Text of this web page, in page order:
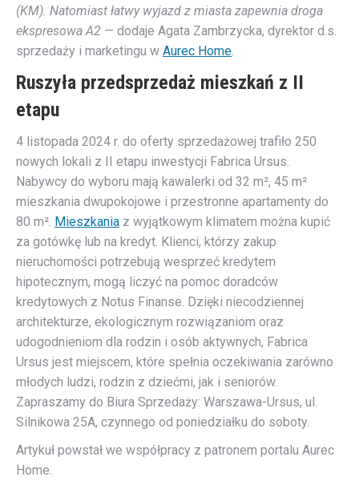
(KM). Natomiast łatwy wyjazd z miasta zapewnia droga
ekspresowa A2 — dodaje Agata Zambrzycka, dyrektor d.s.
sprzedaży i marketingu w Aurec Home.
Ruszyła przedsprzedaż mieszkań z II
etapu
4 listopada 2024 r. do oferty sprzedażowej trafiło 250
nowych lokali z II etapu inwestycji Fabrica Ursus.
Nabywcy do wyboru mają kawalerki od 32 m², 45 m²
mieszkania dwupokojowe i przestronne apartamenty do
80 m². Mieszkania z wyjątkowym klimatem można kupić
za gotówkę lub na kredyt. Klienci, którzy zakup
nieruchomości potrzebują wesprzeć kredytem
hipotecznym, mogą liczyć na pomoc doradców
kredytowych z Notus Finanse. Dzięki niecodziennej
architekturze, ekologicznym rozwiązaniom oraz
udogodnieniom dla rodzin i osób aktywnych, Fabrica
Ursus jest miejscem, które spełnia oczekiwania zarówno
młodych ludzi, rodzin z dziećmi, jak i seniorów.
Zapraszamy do Biura Sprzedaży: Warszawa-Ursus, ul.
Silnikowa 25A, czynnego od poniedziałku do soboty.
Artykuł powstał we współpracy z patronem portalu Aurec
Home.